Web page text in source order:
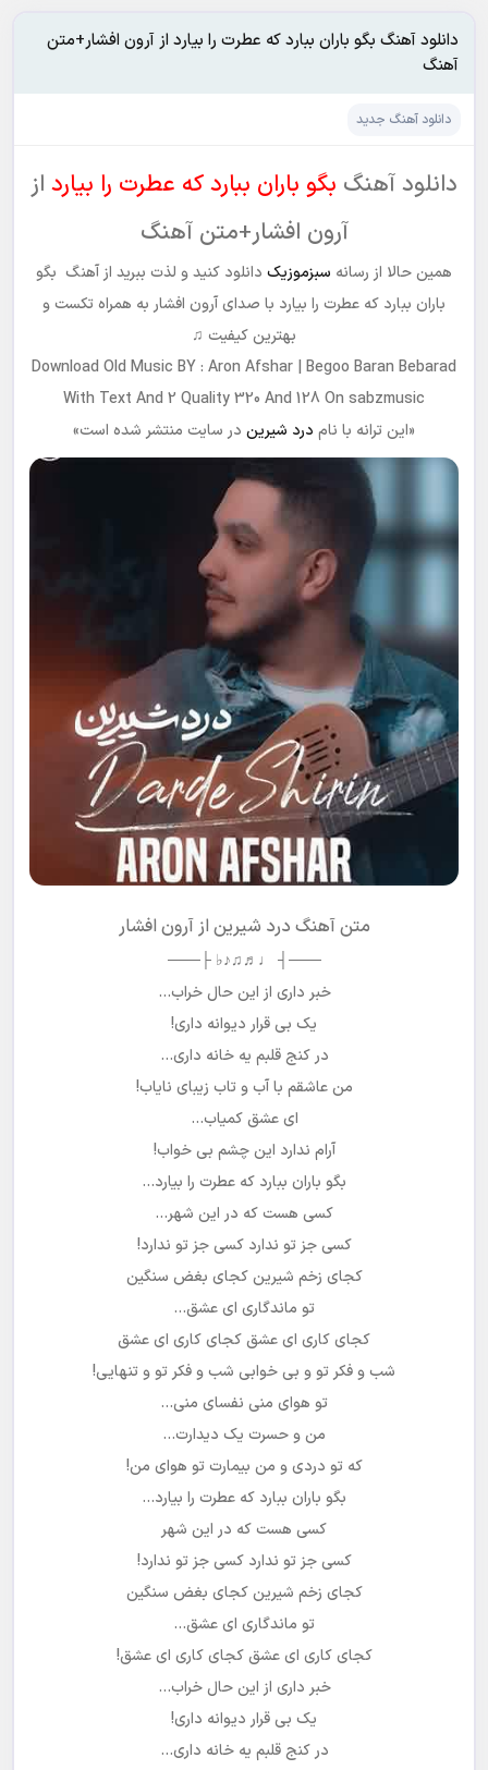
دانلود آهنگ بگو باران ببارد که عطرت را بیارد از آرون افشار+متن
آهنگ
دانلود آهنگ جدید
دانلود آهنگ بگو باران ببارد که عطرت را بیارد از
آرون افشار+متن آهنگ
همین حالا از رسانه سبزموزیک دانلود کنید و لذت ببرید از آهنگ بگو
باران ببارد که عطرت را بیارد با صدای آرون افشار به همراه تکست و
بهترین کیفیت ♫
Download Old Music BY : Aron Afshar | Begoo Baran Bebarad
With Text And 2 Quality 320 And 128 On sabzmusic
«این ترانه با نام درد شیرین در سایت منتشر شده است»
متن آهنگ درد شیرین از آرون افشار
───┤ ♩♬♫♪♭ ├───
خبر داری از این حال خراب…
یک بی قرار دیوانه داری!
در کنج قلبم یه خانه داری…
من عاشقم با آب و تاب زیبای نایاب!
ای عشق کمیاب…
آرام ندارد این چشم بی خواب!
بگو باران ببارد که عطرت را بیارد…
کسی هست که در این شهر…
کسی جز تو ندارد کسی جز تو ندارد!
کجای زخم شیرین کجای بغض سنگین
تو ماندگاری ای عشق…
کجای کاری ای عشق کجای کاری ای عشق
شب و فکر تو و بی خوابی شب و فکر تو و تنهایی!
تو هوای منی نفسای منی…
من و حسرت یک دیدارت…
که تو دردی و من بیمارت تو هوای من!
بگو باران ببارد که عطرت را بیارد…
کسی هست که در این شهر
کسی جز تو ندارد کسی جز تو ندارد!
کجای زخم شیرین کجای بغض سنگین
تو ماندگاری ای عشق…
کجای کاری ای عشق کجای کاری ای عشق!
خبر داری از این حال خراب…
یک بی قرار دیوانه داری!
در کنج قلبم یه خانه داری…